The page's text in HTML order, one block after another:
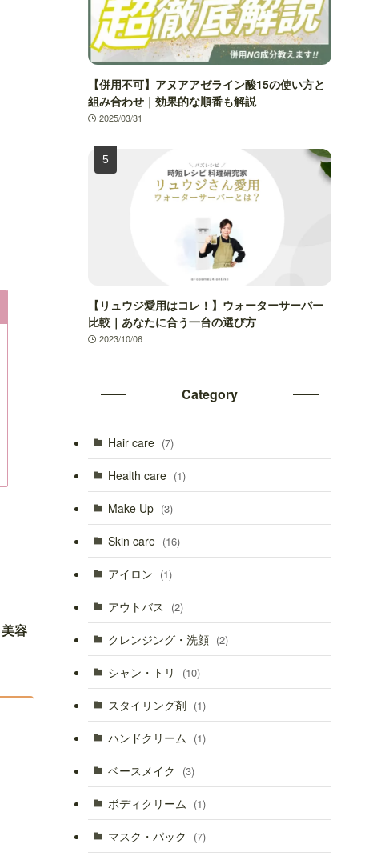
美容
【併用不可】アヌアアゼライン酸15の使い方と
組み合わせ｜効果的な順番も解説
2025/03/31
【リュウジ愛用はコレ！】ウォーターサーバー
比較｜あなたに合う一台の選び方
2023/10/06
Category
Hair care (7)
Health care (1)
Make Up (3)
Skin care (16)
アイロン (1)
アウトバス (2)
クレンジング・洗顔 (2)
シャン・トリ (10)
スタイリング剤 (1)
ハンドクリーム (1)
ベースメイク (3)
ボディクリーム (1)
マスク・パック (7)